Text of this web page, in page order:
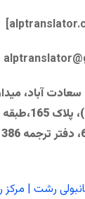
alptranslator
سعادت آباد،
(ابتدای
رشت |